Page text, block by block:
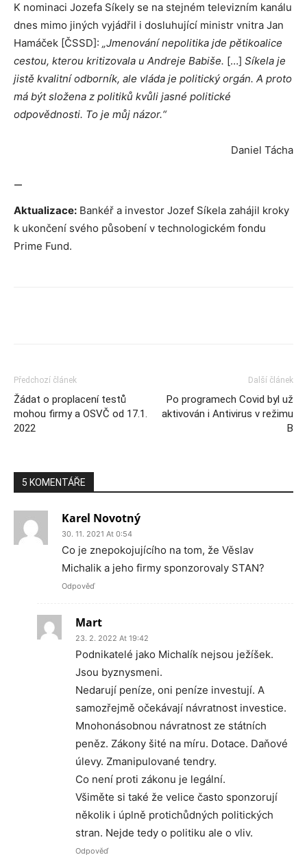
K nominaci Jozefa Síkely se na stejném televizním kanálu
dnes mimo jiných vyjádřil i dosluhující ministr vnitra Jan
Hamáček [ČSSD]: „Jmenování nepolitika jde pětikoalice
cestou, kterou kritizovala u Andreje Babiše. […] Síkela je
jistě kvalitní odborník, ale vláda je politický orgán. A proto
má být složena z politiků kvůli jasné politické
odpovědnosti. To je můj názor.“
Daniel Tácha
—
Aktualizace: Bankéř a investor Jozef Síkela zahájil kroky
k ukončení svého působení v technologickém fondu
Prime Fund.
Předchozí článek
Žádat o proplacení testů
mohou firmy a OSVČ od 17.1.
2022
Další článek
Po programech Covid byl už
aktivován i Antivirus v režimu
B
5 KOMENTÁŘE
Karel Novotný
30. 11. 2021 At 0:54
Co je znepokojujícího na tom, že Věslav
Michalik a jeho firmy sponzorovaly STAN?
Odpověď
Mart
23. 2. 2022 At 19:42
Podnikatelé jako Michalík nejsou ježíšek.
Jsou byznysmeni.
Nedarují peníze, oni peníze investují. A
samozřejmě očekávají návratnost investice.
Mnohonásobnou návratnost ze státních
peněz. Zákony šité na míru. Dotace. Daňové
úlevy. Zmanipulované tendry.
Co není proti zákonu je legální.
Všiměte si také že velice často sponzorují
několik i úplně protichůdných politických
stran. Nejde tedy o politiku ale o vliv.
Odpověď